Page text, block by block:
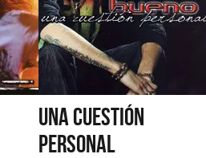
UNA CUESTIÓN
PERSONAL